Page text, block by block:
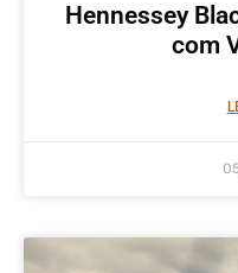
Hennessey
com